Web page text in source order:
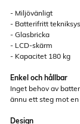
- Miljövänligt
- Batterifritt
- Glasbricka
- LCD-skärm
- Kapacitet 180 kg
Enkel och hållbar
Inget behov av
ännu ett steg mot
Design